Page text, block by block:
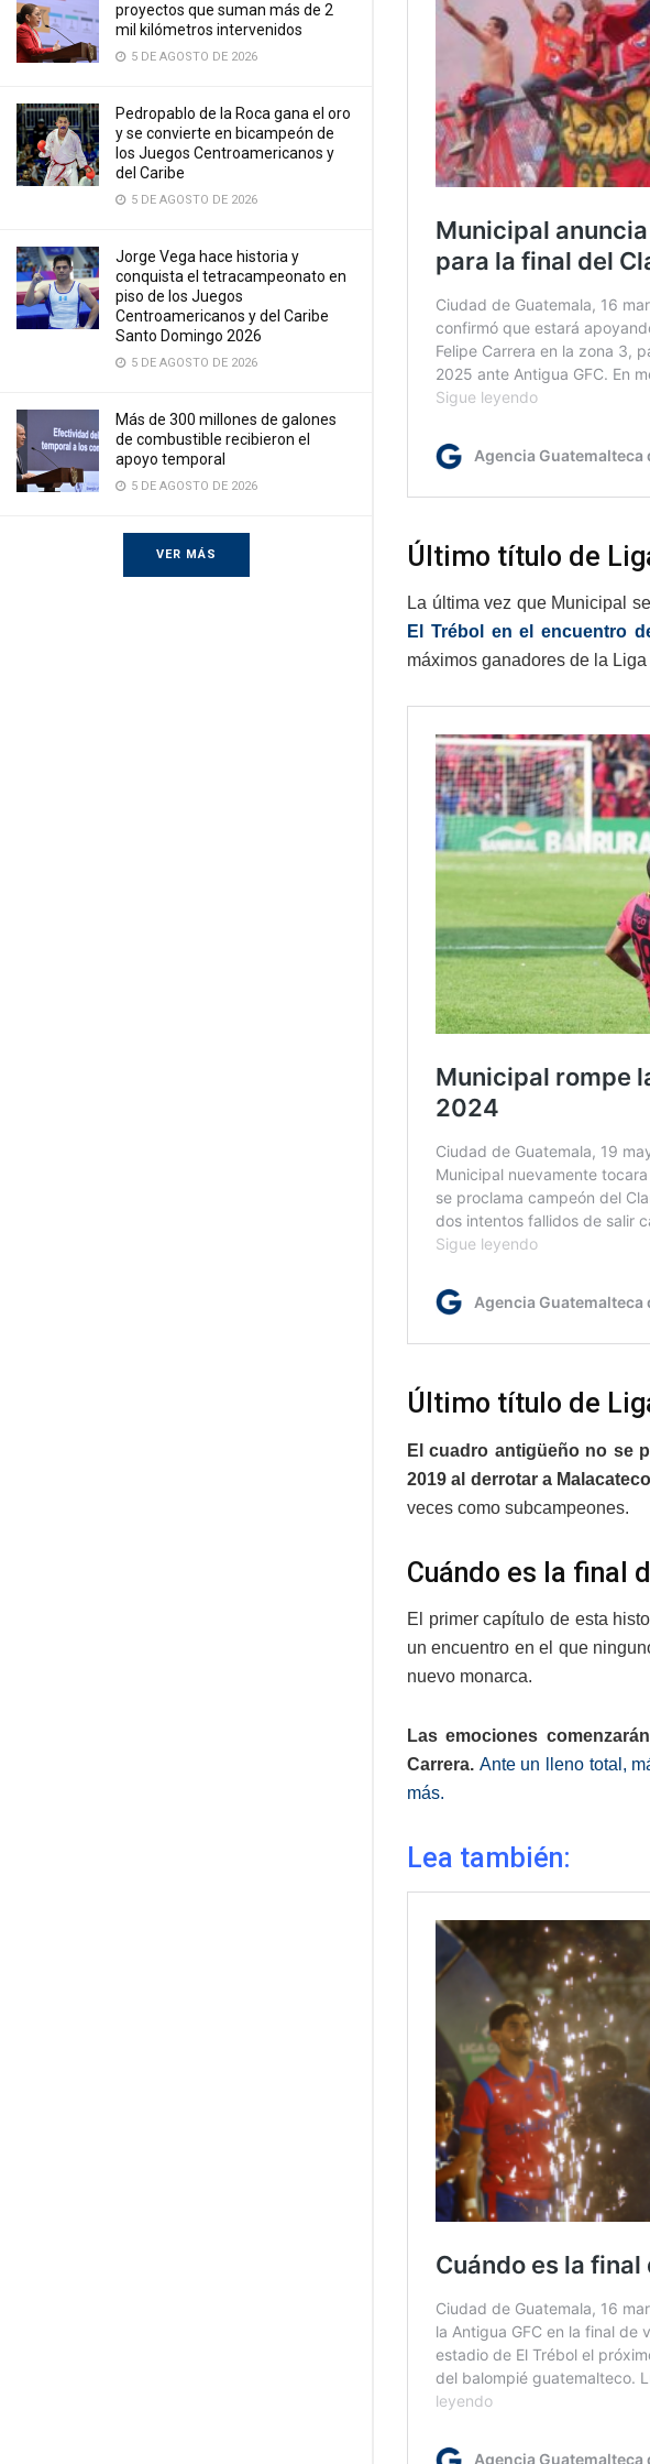
proyectos que suman más de 2
mil kilómetros intervenidos
5 DE AGOSTO DE 2026
Pedropablo de la Roca gana el oro
y se convierte en bicampeón de
los Juegos Centroamericanos y
del Caribe
5 DE AGOSTO DE 2026
Jorge Vega hace historia y
conquista el tetracampeonato en
piso de los Juegos
Centroamericanos y del Caribe
Santo Domingo 2026
5 DE AGOSTO DE 2026
Más de 300 millones de galones
de combustible recibieron el
apoyo temporal
5 DE AGOSTO DE 2026
VER MÁS Último título de
La última vez que Municipal
El Trébol en el encuentro
máximos ganadores de la
Último título de
El cuadro antigüeño no se
2019 al derrotar a Malacateco
veces como subcampeones.
Cuándo es la final
El primer capítulo de esta
un encuentro en el que
nuevo monarca.
Las emociones
Carrera. Ante un lleno total,
más.
Lea también: